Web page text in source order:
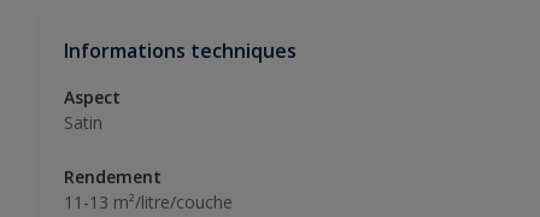
Informations techniques
Aspect
Satin
Rendement
11-13 m²/litre/couche